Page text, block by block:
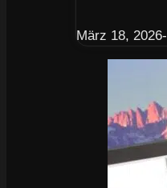
März 18, 2026-